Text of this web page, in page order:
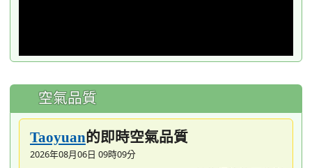
空氣品質
Taoyuan的即時空氣品質
2026年08月06日 09時09分